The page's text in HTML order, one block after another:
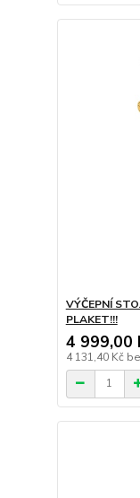
VÝČEPNÍ
PLAKET!!!
4 999,00
4 131,40 Kč